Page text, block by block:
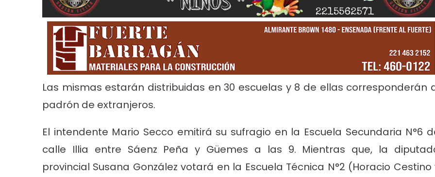
Las mismas estarán distribuidas en 30 escuelas y 8 de ellas corresponderán
padrón de extranjeros.
El intendente Mario Secco emitirá su sufragio en la Escuela Secundaria N°6
calle Illia entre Sáenz Peña y Güemes a las 9. Mientras que, la
provincial Susana González votará en la Escuela Técnica N°2 (Horacio Cestino
Noticias Principal Servicios
Trabajos en la red de agua en Villa
Tranquila
Turnos de Farmacias de Agosto
2026 en Ensenada
Empresas Noticias Servicios